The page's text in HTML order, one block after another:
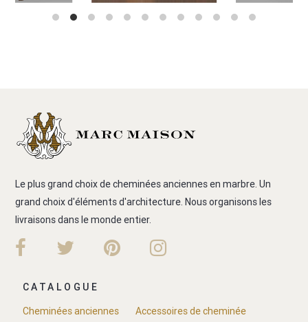
Le plus grand choix de cheminées anciennes en marbre. Un
grand choix d'éléments d'architecture. Nous organisons les
livraisons dans le monde entier.
CATALOGUE
Cheminées anciennes
Accessoires de cheminée